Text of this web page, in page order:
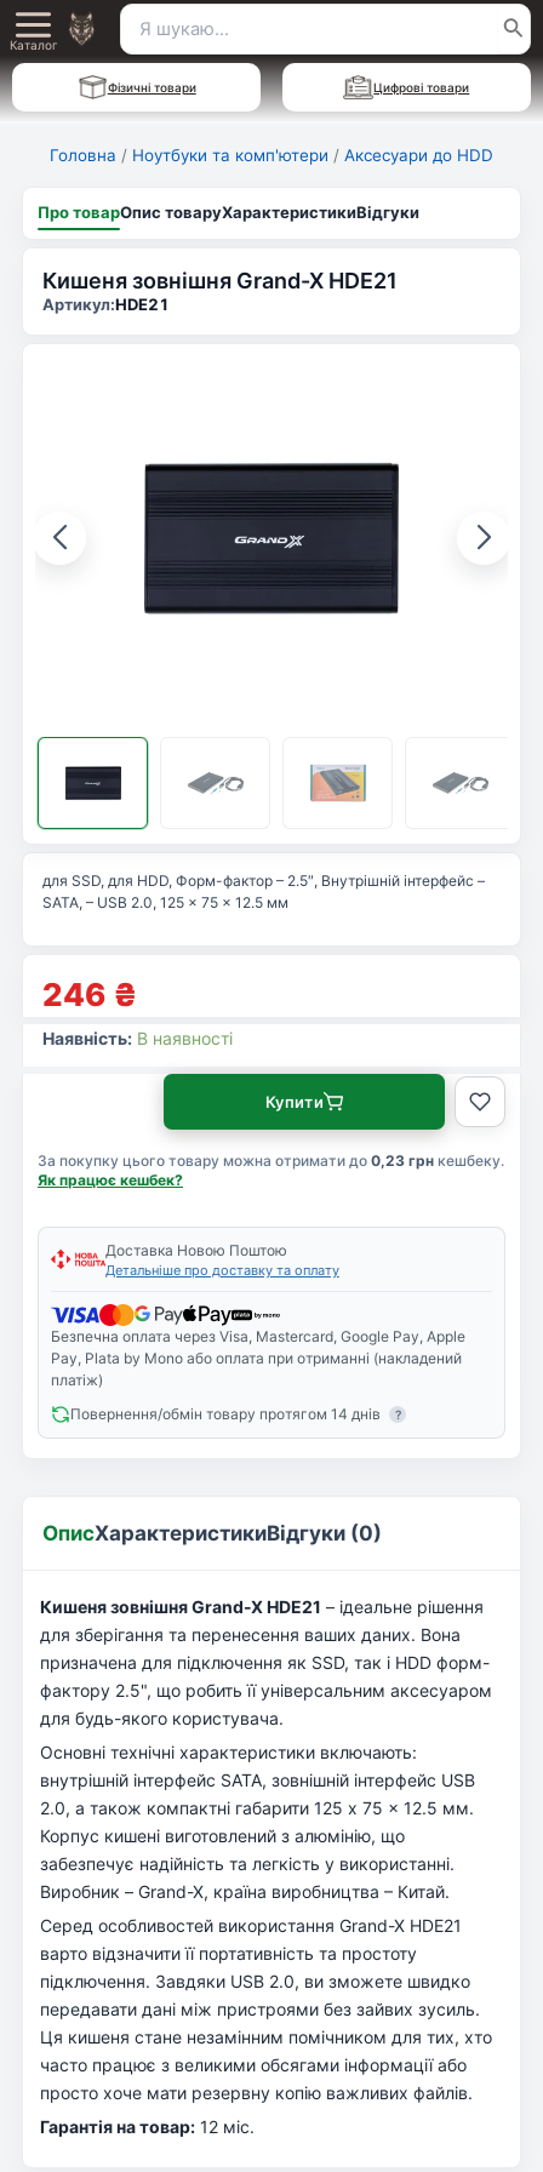
Перейти
до
вмісту
Main
Menu
Каталог
Пошук
для:
Фізичні товари Цифрові товари
Головна / Ноутбуки та комп'ютери / Аксесуари до HDD
Про товарОпис товаруХарактеристикиВідгуки
Кишеня зовнішня Grand-X HDE21
Артикул:HDE21
246 ₴
для SSD, для HDD, Форм-фактор – 2.5″, Внутрішній інтерфейс –
SATA, – USB 2.0, 125 x 75 x 12.5 мм
Наявність: В наявності
За покупку цього товару можна отримати до 0,23 грн кешбеку.
Як працює кешбек?
Купити
Доставка Новою Поштою
Детальніше про доставку та оплату
Безпечна оплата через Visa, Mastercard, Google Pay, Apple
Pay, Plata by Mono або оплата при отриманні (накладений
платіж)
Повернення/обмін товару протягом 14 днів
?
ОписХарактеристикиВідгуки (0)
Кишеня зовнішня Grand-X HDE21 – ідеальне рішення
для зберігання та перенесення ваших даних. Вона
призначена для підключення як SSD, так і HDD форм-
фактору 2.5", що робить її універсальним аксесуаром
для будь-якого користувача.
Основні технічні характеристики включають:
внутрішній інтерфейс SATA, зовнішній інтерфейс USB
2.0, а також компактні габарити 125 x 75 x 12.5 мм.
Корпус кишені виготовлений з алюмінію, що
забезпечує надійність та легкість у використанні.
Виробник – Grand-X, країна виробництва – Китай.
Серед особливостей використання Grand-X HDE21
варто відзначити її портативність та простоту
підключення. Завдяки USB 2.0, ви зможете швидко
передавати дані між пристроями без зайвих зусиль.
Ця кишеня стане незамінним помічником для тих, хто
часто працює з великими обсягами інформації або
просто хоче мати резервну копію важливих файлів.
Гарантія на товар: 12 міс.